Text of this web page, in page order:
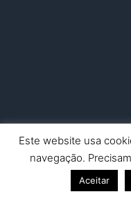
Copyright © 2026 Nuno
Este website usa
navegação.
Aceitar